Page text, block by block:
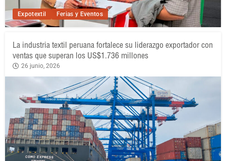
Expotextil Ferias y Eventos
La industria textil peruana fortalece su liderazgo exportador con
ventas que superan los US$1.736 millones
26 junio, 2026